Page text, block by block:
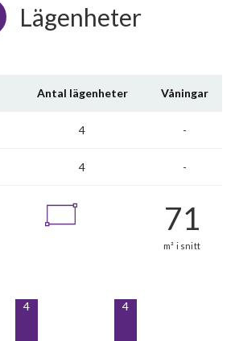
Lägenheter
Antal lägenheter Våningar
4 -
4 -
4 4